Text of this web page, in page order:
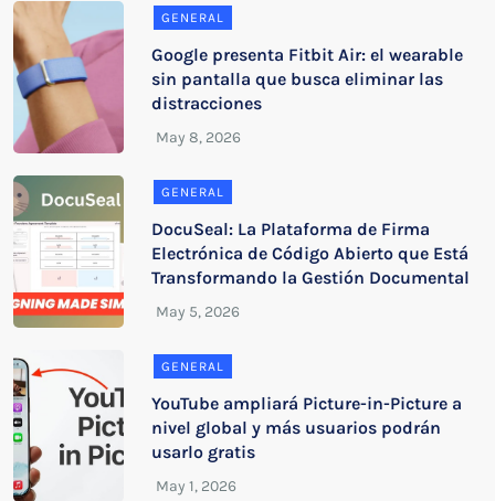
GENERAL
Google presenta Fitbit Air: el wearable
sin pantalla que busca eliminar las
distracciones
GENERAL
DocuSeal: La Plataforma de Firma
Electrónica de Código Abierto que Está
Transformando la Gestión Documental
GENERAL
YouTube ampliará Picture-in-Picture a
nivel global y más usuarios podrán
usarlo gratis